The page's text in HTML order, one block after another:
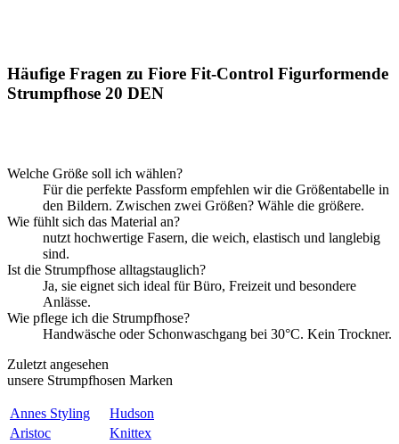
Häufige Fragen zu Fiore Fit-Control Figurformende
Strumpfhose 20 DEN
Welche Größe soll ich wählen?
Für die perfekte Passform empfehlen wir die Größentabelle in
den Bildern. Zwischen zwei Größen? Wähle die größere.
Wie fühlt sich das Material an?
nutzt hochwertige Fasern, die weich, elastisch und langlebig
sind.
Ist die Strumpfhose alltagstauglich?
Ja, sie eignet sich ideal für Büro, Freizeit und besondere
Anlässe.
Wie pflege ich die Strumpfhose?
Handwäsche oder Schonwaschgang bei 30°C. Kein Trockner.
Zuletzt angesehen
unsere Strumpfhosen Marken
Annes Styling
Hudson
Aristoc
Knittex